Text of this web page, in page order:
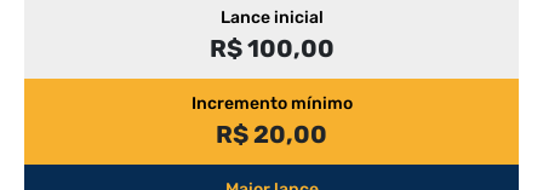
Lance inicial
R$ 100,00
Incremento mínimo
R$ 20,00